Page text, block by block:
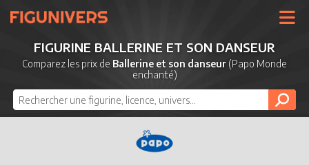
UNIVERS
LICENCES
MARQUES
NOUVEAUTÉS
DERNIERS AJOUTS
FIGURINE BALLERINE ET SON DANSEUR
Comparez les prix de Ballerine et son danseur (Papo Monde
enchanté)